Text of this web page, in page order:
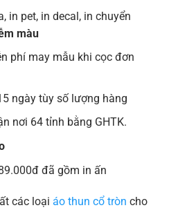
in pet, in decal, in chuyển
màu
phí may mẫu khi cọc đơn
ngày tùy số lượng hàng
nơi 64 tỉnh bằng GHTK.
đã gồm in ấn
các loại áo thun cổ tròn cho